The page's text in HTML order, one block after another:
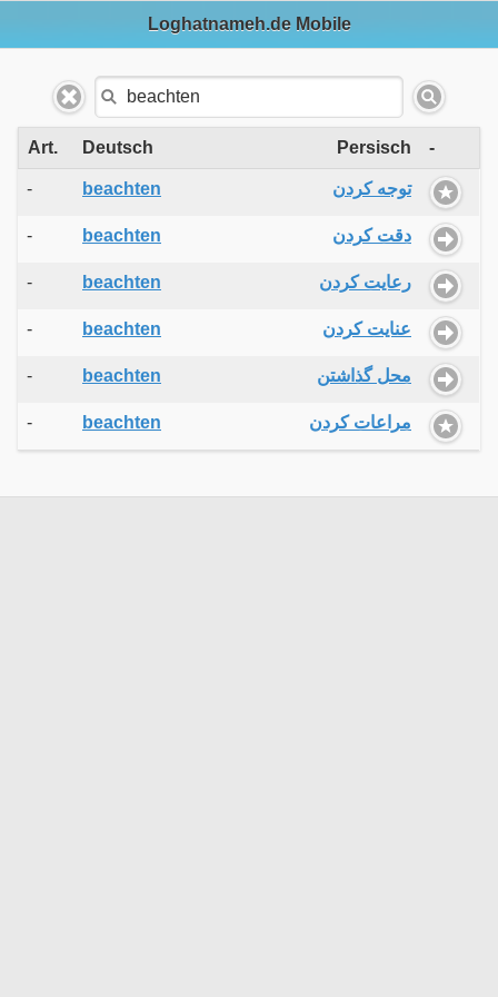
Loghatnameh.de Mobile
Art. Deutsch Persisch -
- beachten توجه کردن
- beachten دقت کردن
- beachten رعایت کردن
- beachten عنایت کردن
- beachten محل گذاشتن
- beachten مراعات کردن